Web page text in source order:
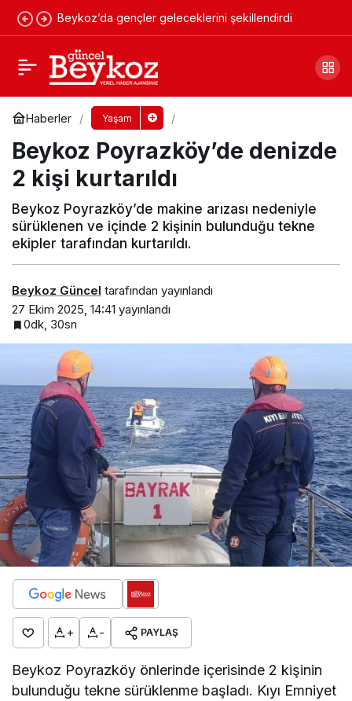
Beykoz’da gençler geleceklerini şekillendirdi
Haberler Yaşam
Beykoz Poyrazköy’de denizde
2 kişi kurtarıldı
Beykoz Poyrazköy’de makine arızası nedeniyle
sürüklenen ve içinde 2 kişinin bulunduğu tekne
ekipler tarafından kurtarıldı.
Beykoz Güncel tarafından yayınlandı
27 Ekim 2025, 14:41 yayınlandı
0dk, 30sn
+ - PAYLAŞ
Beykoz Poyrazköy önlerinde içerisinde 2 kişinin
bulunduğu tekne sürüklenme başladı. Kıyı Emniyet
Beykoz Ülkü Ocakları’ndan hastanede sıcak
çorba ikramı
Yorum Yap Paylaş